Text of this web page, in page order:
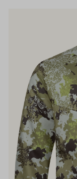
auf die eigenen
besseren Treffen
auf den Schutz des
Immer, bei jedem
verteilter Masse,
Balance und
Außenkontur von
stufenlosem Bull-
geringes Gewicht
Gesamtbild verleiht.